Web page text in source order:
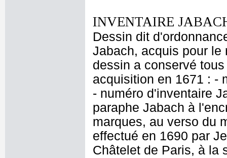
INVENTAIRE
Dessin dit
Jabach, acquis pour le
dessin a conservé
acquisition en 1671 : -
- numéro d'inventaire
paraphe Jabach à
marques, au verso du
effectué en 1690 par
Châtelet de Paris, à la